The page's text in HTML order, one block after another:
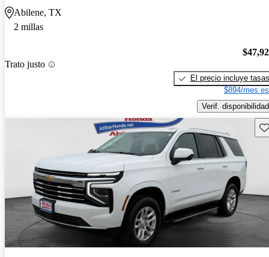
Abilene, TX
2 millas
Trato justo
El precio incluye tasas
$894/mes
Verif. disponibilidad